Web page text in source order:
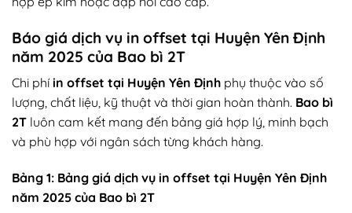
Báo giá dịch vụ in offset tại Huyện Yên Định
năm 2025 của Bao bì 2T
Chi phíin offset tại Huyện Yên Định phụ thuộc vào số
lượng, chất liệu, kỹ thuật và thời gian hoàn thành. Bao bì
2T luôn cam kết mang đến bảng giá hợp lý, minh bạch
và phù hợp với ngân sách từng khách hàng.
Bảng 1: Bảng giá dịch vụ in offset tại Huyện Yên Định
năm 2025 của Bao bì 2T